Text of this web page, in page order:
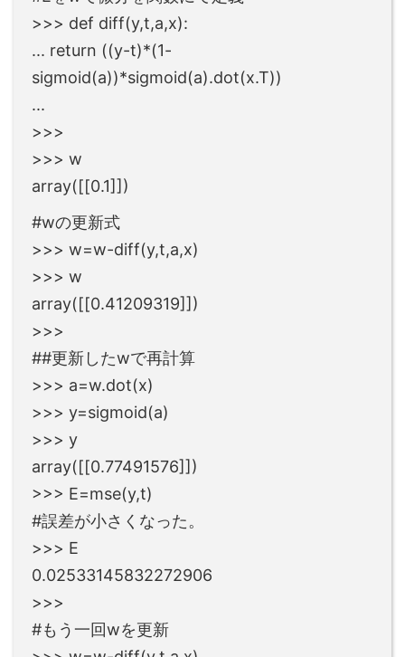
>>> def diff(y,t,a,x):
... return ((y-t)*(1-
sigmoid(a))*sigmoid(a).dot(x.T))
...
>>>
>>> w
array([[0.1]])
#wの更新式
>>> w=w-diff(y,t,a,x)
>>> w
array([[0.41209319]])
>>>
##更新したwで再計算
>>> a=w.dot(x)
>>> y=sigmoid(a)
>>> y
array([[0.77491576]])
>>> E=mse(y,t)
#誤差が小さくなった。
>>> E
0.02533145832272906
>>>
#もう一回wを更新